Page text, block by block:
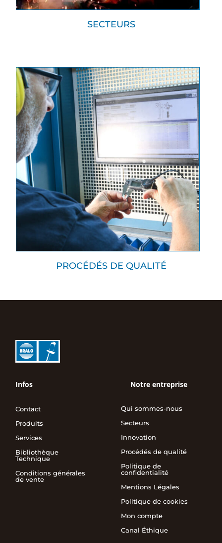
SECTEURS
PROCÉDÉS DE QUALITÉ
Infos
Contact
Produits
Services
Bibliothèque
Technique
Conditions générales
de vente
Notre entreprise
Qui sommes-nous
Secteurs
Innovation
Procédés de qualité
Politique de
confidentialité
Mentions Légales
Politique de cookies
Mon compte
Canal Éthique